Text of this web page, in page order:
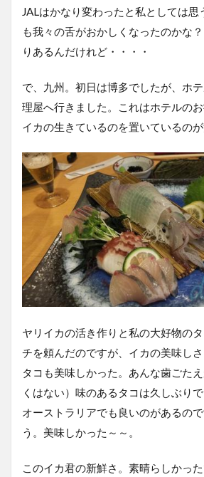
JALはかなり変わったと私としては思
も我々の舌がおかしくなったのかな
りあるんだけれど・・・・
で、九州。初日は博多でしたが、ホ
理屋へ行きました。これはホテルの
イカの生きているのを置いているのが
ヤリイカの活き作りと私の大好物の
チを頼んだのですが、イカの美味し
タコも美味しかった。あんな歯ごた
くはない）味のあるタコは久しぶり
オーストラリアでも良いのがあるの
う。美味しかった～～。
このイカ君の新鮮さ。素晴らしかっ